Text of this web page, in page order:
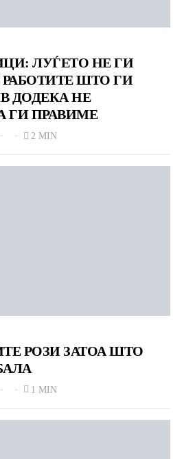
ЛУЃЕТО НЕ ГИ
ШТО ГИ
ДОДЕКА НЕ
ГИ ПРАВИМЕ
2 MIN
РОЗИ ЗАТОА ШТО
1 MIN